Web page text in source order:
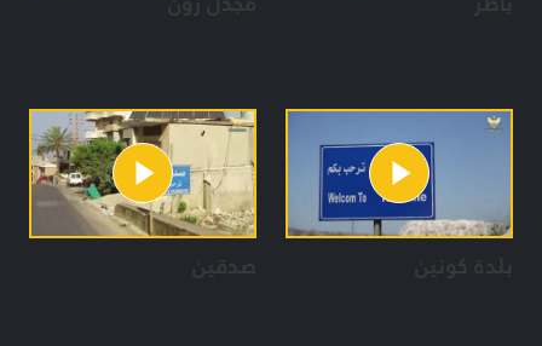
بلدة كونين صدقين